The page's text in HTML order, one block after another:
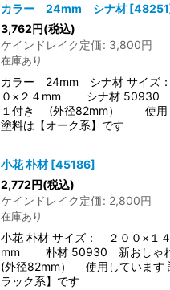
カラー 24mm シナ材 [48251
3,762円(税込)
ケインドレイク定価: 3,800円
在庫あり
カラー 24mm シナ材 サイズ
０×２４mm シナ材 50930
１付き (外径82mm） 使用
塗料は【オーク系】です
小花 朴材 [45186]
2,772円(税込)
ケインドレイク定価: 2,800円
在庫あり
小花 朴材 サイズ： ２００×１
mm 朴材 50930 新おしゃ
(外径82mm） 使用しています
ラック系】です